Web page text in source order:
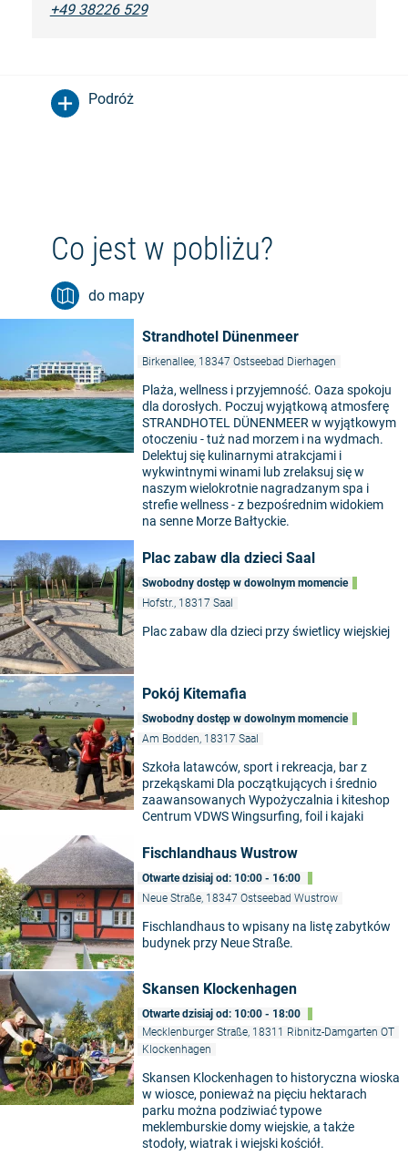
+49 38226 529
Podróż
Co jest w pobliżu?
do mapy
Strandhotel Dünenmeer
Birkenallee, 18347 Ostseebad Dierhagen
Plaża, wellness i przyjemność. Oaza spokoju
dla dorosłych. Poczuj wyjątkową atmosferę
STRANDHOTEL DÜNENMEER w wyjątkowym
otoczeniu - tuż nad morzem i na wydmach.
Delektuj się kulinarnymi atrakcjami i
wykwintnymi winami lub zrelaksuj się w
naszym wielokrotnie nagradzanym spa i
strefie wellness - z bezpośrednim widokiem
na senne Morze Bałtyckie.
Plac zabaw dla dzieci Saal
Swobodny dostęp w dowolnym momencie
Hofstr., 18317 Saal
Plac zabaw dla dzieci przy świetlicy wiejskiej
Pokój Kitemafia
Swobodny dostęp w dowolnym momencie
Am Bodden, 18317 Saal
Szkoła latawców, sport i rekreacja, bar z
przekąskami Dla początkujących i średnio
zaawansowanych Wypożyczalnia i kiteshop
Centrum VDWS Wingsurfing, foil i kajaki
Fischlandhaus Wustrow
Otwarte dzisiaj od: 10:00 - 16:00
Neue Straße, 18347 Ostseebad Wustrow
Fischlandhaus to wpisany na listę zabytków
budynek przy Neue Straße.
Skansen Klockenhagen
Otwarte dzisiaj od: 10:00 - 18:00
Mecklenburger Straße, 18311 Ribnitz-Damgarten OT
Klockenhagen
Skansen Klockenhagen to historyczna wioska
w wiosce, ponieważ na pięciu hektarach
parku można podziwiać typowe
meklemburskie domy wiejskie, a także
stodoły, wiatrak i wiejski kościół.